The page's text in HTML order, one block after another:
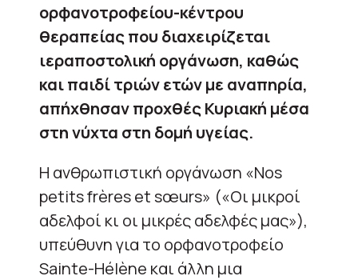
ορφανοτροφείου-κέντρου
θεραπείας που διαχειρίζεται
ιεραποστολική οργάνωση, καθώς
και παιδί τριών ετών με αναπηρία,
απήχθησαν προχθές Κυριακή μέσα
στη νύχτα στη δομή υγείας.
Η ανθρωπιστική οργάνωση «Nos
petits frères et sœurs» («Οι μικροί
αδελφοί κι οι μικρές αδελφές μας»),
υπεύθυνη για το ορφανοτροφείο
Sainte-Hélène και άλλη μια